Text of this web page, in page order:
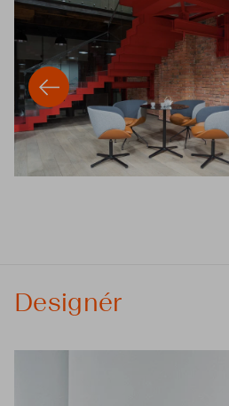
Designér